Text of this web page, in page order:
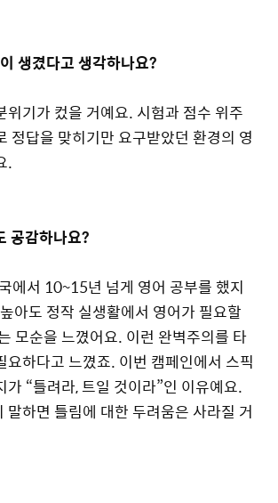
생겼다고 생각하나요?
위기가 컸을 거예요. 시험과 점수 위주
정답을 맞히기만 요구받았던 환경의 영
.
공감하나요?
에서 10~15년 넘게 영어 공부를 했지
아도 정작 실생활에서 영어가 필요할
모순을 느꼈어요. 이런 완벽주의를 타
요하다고 느꼈죠. 이번 캠페인에서 스픽
가 “틀려라, 트일 것이라”인 이유예요.
말하면 틀림에 대한 두려움은 사라질 거